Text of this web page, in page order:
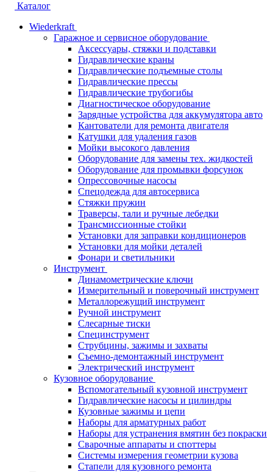
Каталог
Wiederkraft
Гаражное и сервисное оборудование
Аксессуары, стяжки и подставки
Гидравлические краны
Гидравлические подъемные столы
Гидравлические прессы
Гидравлические трубогибы
Диагностическое оборудование
Зарядные устройства для аккумулятора авто
Кантователи для ремонта двигателя
Катушки для удаления газов
Мойки высокого давления
Оборудование для замены тех. жидкостей
Оборудование для промывки форсунок
Опрессовочные насосы
Спецодежда для автосервиса
Стяжки пружин
Траверсы, тали и ручные лебедки
Трансмиссионные стойки
Установки для заправки кондиционеров
Установки для мойки деталей
Фонари и светильники
Инструмент
Динамометрические ключи
Измерительный и поверочный инструмент
Металлорежущий инструмент
Ручной инструмент
Слесарные тиски
Специнструмент
Струбцины, зажимы и захваты
Съемно-демонтажный инструмент
Электрический инструмент
Кузовное оборудование
Вспомогательный кузовной инструмент
Гидравлические насосы и цилиндры
Кузовные зажимы и цепи
Наборы для арматурных работ
Наборы для устранения вмятин без покраски
Сварочные аппараты и споттеры
Системы измерения геометрии кузова
Стапели для кузовного ремонта